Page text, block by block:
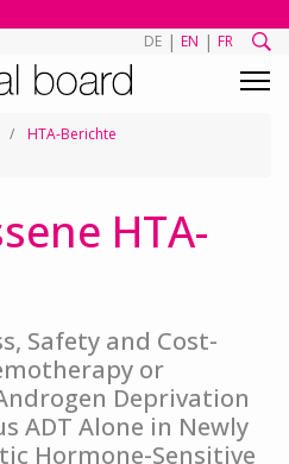
DE | EN | FR
HTA-Berichte
HTA-
Safety and Cost-
or
Deprivation
ADT Alone in Newly
Hormone-Sensitive